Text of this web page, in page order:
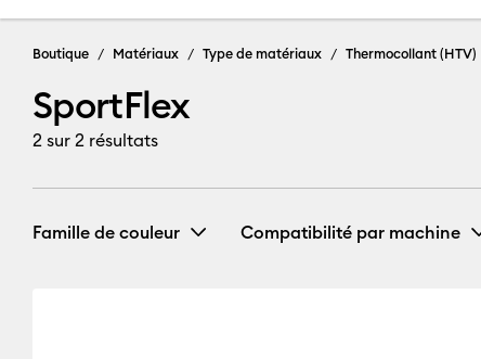
Boutique Matériaux Type de matériaux Thermocollant (HTV)
SportFlex
2 sur 2 résultats
Famille de couleur Compatibilité par machine